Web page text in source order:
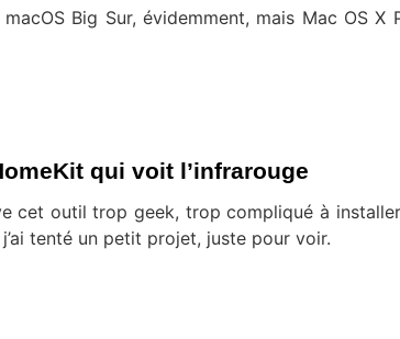
Big Sur, évidemment, mais Mac OS X
qui voit l’infrarouge
cet outil trop geek, trop compliqué à
tenté un petit projet, juste pour voir.